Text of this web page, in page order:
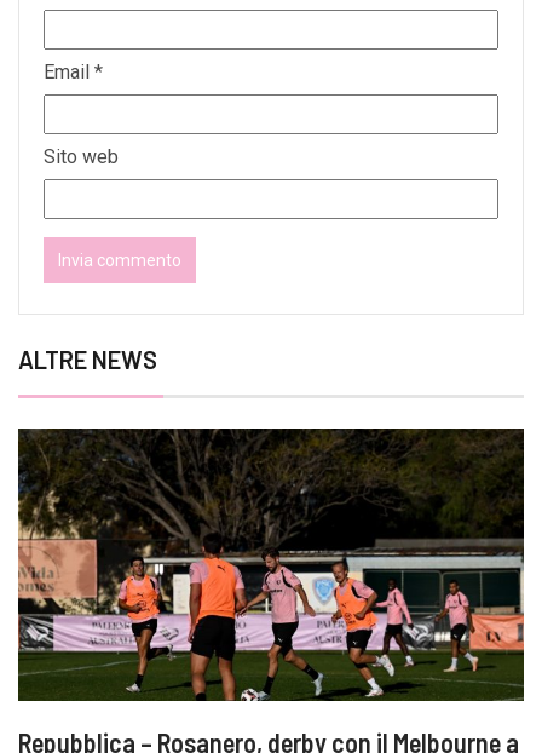
Email *
Sito web
ALTRE NEWS
Repubblica – Rosanero, derby con il Melbourne a